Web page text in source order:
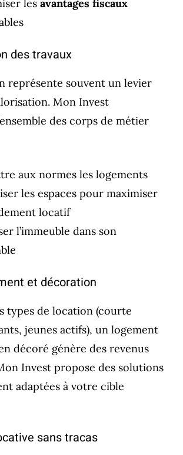
les avantages fiscaux
des travaux
représente souvent un levier
Mon Invest
des corps de métier
aux normes les logements
les espaces pour maximiser
locatif
l’immeuble dans son
et décoration
types de location (courte
jeunes actifs), un logement
décoré génère des revenus
Invest propose des solutions
adaptées à votre cible
sans tracas